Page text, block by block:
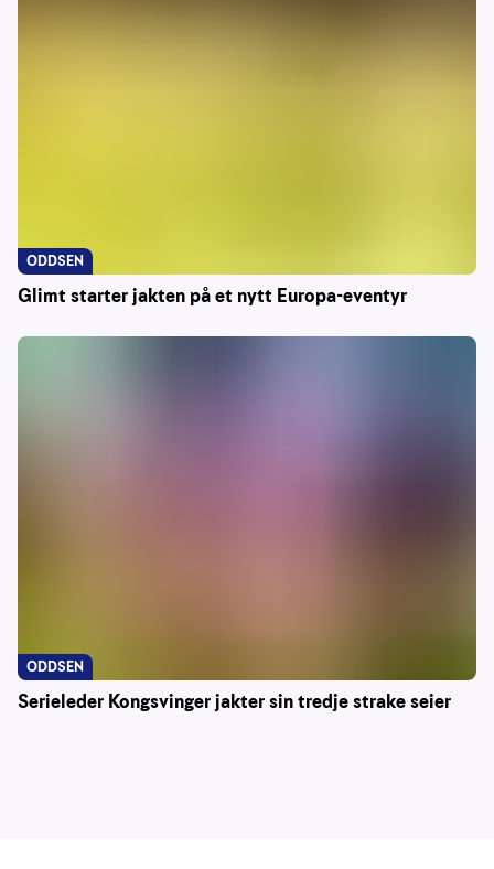
Glimt starter jakten på et nytt Europa-eventyr
ODDSEN
Serieleder Kongsvinger jakter sin tredje strake seier
ODDSEN